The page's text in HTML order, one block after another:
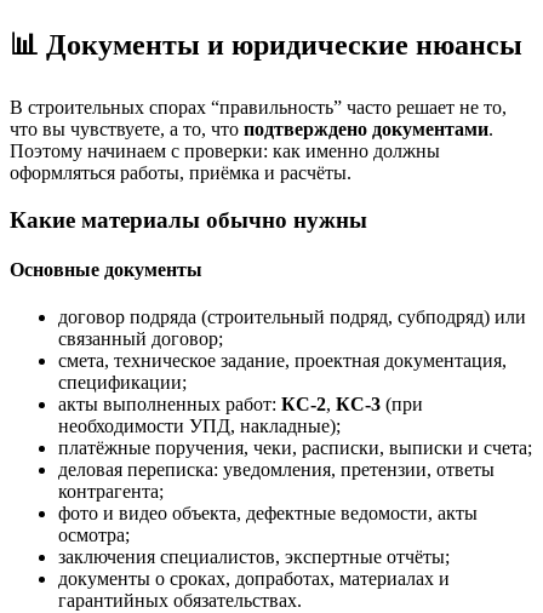
📊 Документы и юридические нюансы
В строительных спорах “правильность” часто решает не то,
что вы чувствуете, а то, что подтверждено документами.
Поэтому начинаем с проверки: как именно должны
оформляться работы, приёмка и расчёты.
Какие материалы обычно нужны
Основные документы
договор подряда (строительный подряд, субподряд) или
связанный договор;
смета, техническое задание, проектная документация,
спецификации;
акты выполненных работ: КС-2, КС-3 (при
необходимости УПД, накладные);
платёжные поручения, чеки, расписки, выписки и счета;
деловая переписка: уведомления, претензии, ответы
контрагента;
фото и видео объекта, дефектные ведомости, акты
осмотра;
заключения специалистов, экспертные отчёты;
документы о сроках, допработах, материалах и
гарантийных обязательствах.